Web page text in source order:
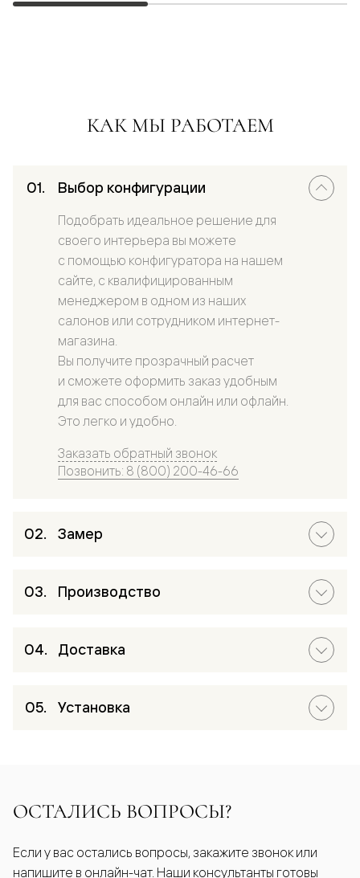
КАК МЫ РАБОТАЕМ
Выбор конфигурации
Подобрать идеальное решение для
своего интерьера вы можете
с помощью конфигуратора на нашем
сайте, с квалифицированным
менеджером в одном из наших
салонов или сотрудником интернет-
магазина.
Вы получите прозрачный расчет
и сможете оформить заказ удобным
для вас способом онлайн или офлайн.
Это легко и удобно.
Заказать обратный звонок
Позвонить: 8 (800) 200-46-66
Замер
Производство
Доставка
Установка
ОСТАЛИСЬ ВОПРОСЫ?
Если у вас остались вопросы, закажите звонок или
напишите в онлайн-чат. Наши консультанты готовы